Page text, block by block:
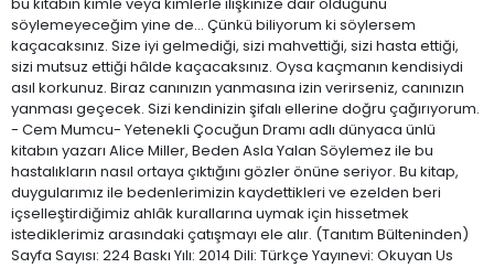
söylemeyeceğim yine de… Çünkü biliyorum ki söylersem
kaçacaksınız. Size iyi gelmediği, sizi mahvettiği, sizi hasta ettiği,
sizi mutsuz ettiği hâlde kaçacaksınız. Oysa kaçmanın kendisiydi
asıl korkunuz. Biraz canınızın yanmasına izin verirseniz, canınızın
yanması geçecek. Sizi kendinizin şifalı ellerine doğru çağırıyorum.
- Cem Mumcu- Yetenekli Çocuğun Dramı adlı dünyaca ünlü
kitabın yazarı Alice Miller, Beden Asla Yalan Söylemez ile bu
hastalıkların nasıl ortaya çıktığını gözler önüne seriyor. Bu kitap,
duygularımız ile bedenlerimizin kaydettikleri ve ezelden beri
içselleştirdiğimiz ahlâk kurallarına uymak için hissetmek
istediklerimiz arasındaki çatışmayı ele alır. (Tanıtım Bülteninden)
Sayfa Sayısı: 224 Baskı Yılı: 2014 Dili: Türkçe Yayınevi: Okuyan Us